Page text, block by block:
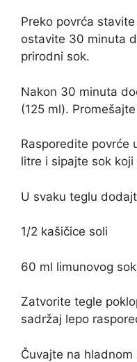
Preko povrća
ostavite 30 minuta
prirodni sok.
Nakon 30 minuta
(125 ml).
Rasporedite povrće
litre i sipajte sok koji
U svaku teglu
1/2 kašičice soli
60 ml limunovog
Zatvorite tegle
sadržaj lepo
Čuvajte na